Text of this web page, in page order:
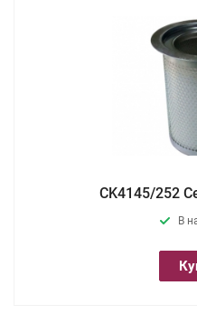
CK4145/252
В